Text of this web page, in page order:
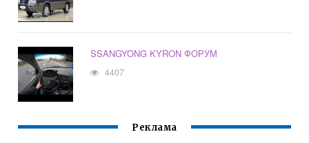
SSANGYONG KYRON ФОРУМ
4407
Реклама